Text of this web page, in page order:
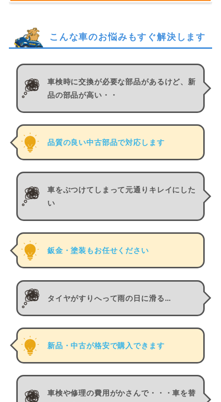
こんな車のお悩みもすぐ解決します
車検時に交換が必要な部品があるけど、新
品の部品が高い・・
品質の良い中古部品で対応します
車をぶつけてしまって元通りキレイにした
い
鈑金・塗装もお任せください
タイヤがすりへって雨の日に滑る…
新品・中古が格安で購入できます
車検や修理の費用がかさんで・・・車を替